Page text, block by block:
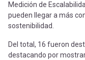
Medición de
pueden llegar a más
sostenibilidad.
Del total, 16 fueron
destacando por